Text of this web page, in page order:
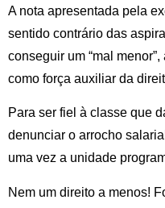
A nota apresentada pela
sentido contrário das
conseguir um “mal
como força auxiliar da
Para ser fiel à classe que
denunciar o arrocho
uma vez a unidade
Nem um direito a menos!